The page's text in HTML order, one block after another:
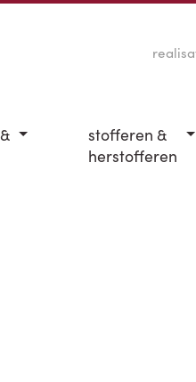
stofferen &
herstofferen